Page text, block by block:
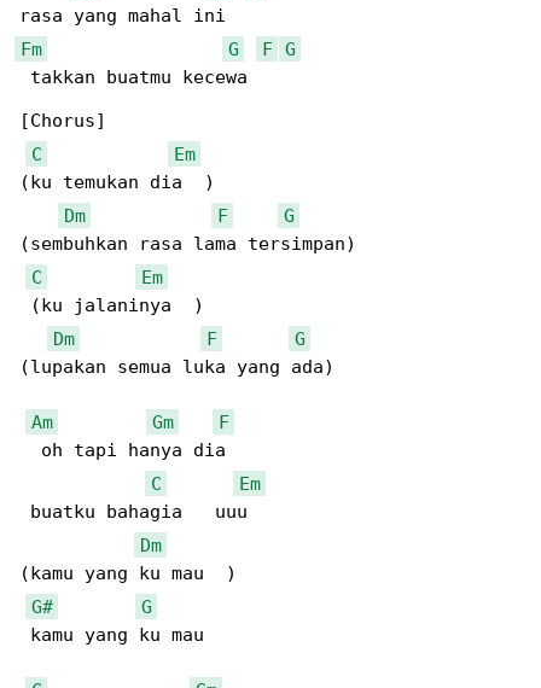
Fm
G F G
takkan buatmu kecewa
[Chorus]
C
Em
(ku temukan dia  )
Dm
F
G
(sembuhkan rasa lama tersimpan)
C
Em
(ku jalaninya  )
Dm
F
G
(lupakan semua luka yang ada)
Am Gm
F
  oh tapi hanya dia
C
Em
buatku bahagia   uuu
Dm
(kamu yang ku mau  )
G#
G
kamu yang ku mau